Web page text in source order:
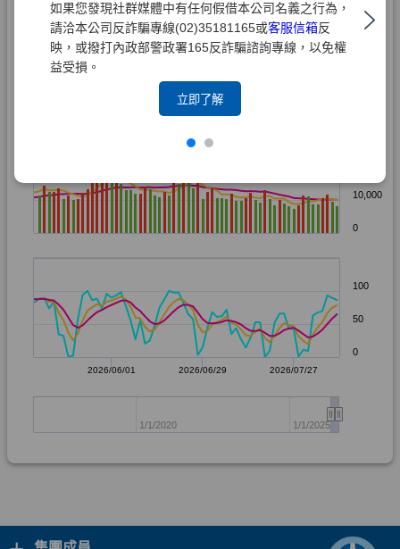
如果您發現社群媒體中有任何假借本公司名義之行為，
請洽本公司反詐騙專線(02)35181165或客服信箱反
映，或撥打內政部警政署165反詐騙諮詢專線，以免權
益受損。
立即了解